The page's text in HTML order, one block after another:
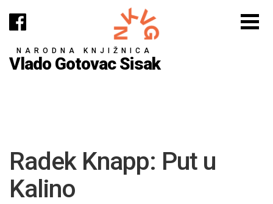
NARODNA KNJIŽNICA
Vlado Gotovac Sisak
Radek Knapp: Put u
Kalino